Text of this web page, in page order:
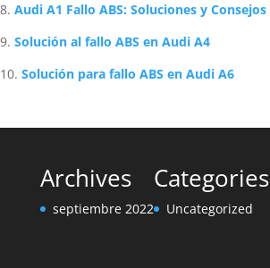
Audi A1 Fallo ABS: Soluciones y Consejos
Solución al fallo ABS en Audi A4
Solución para fallo ABS en Audi A6
Archives
septiembre 2022
Categories
Uncategorized